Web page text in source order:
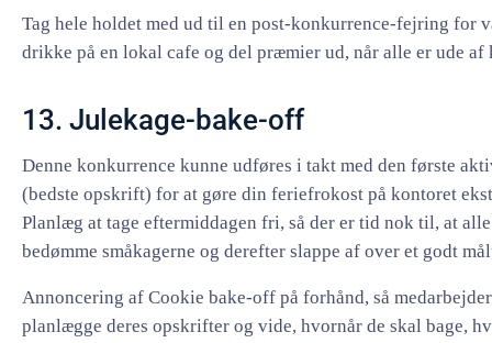
Tag hele holdet med ud til en post-konkurrence-fejring for
drikke på en lokal cafe og del præmier ud, når alle er ude af
13. Julekage-bake-off
Denne konkurrence kunne udføres i takt med den første
(bedste opskrift) for at gøre din feriefrokost på kontoret
Planlæg at tage eftermiddagen fri, så der er tid nok til, at
bedømme småkagerne og derefter slappe af over et godt
Annoncering af Cookie bake-off på forhånd, så
planlægge deres opskrifter og vide, hvornår de skal bage,